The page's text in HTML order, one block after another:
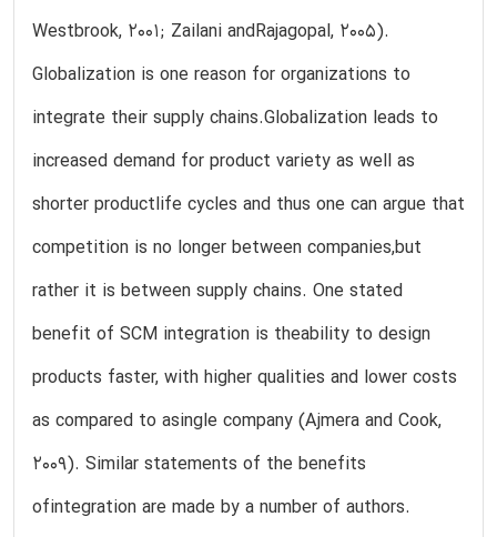
Westbrook, 2001; Zailani andRajagopal, 2005).
Globalization is one reason for organizations to
integrate their supply chains.Globalization leads to
increased demand for product variety as well as
shorter productlife cycles and thus one can argue that
competition is no longer between companies,but
rather it is between supply chains. One stated
benefit of SCM integration is theability to design
products faster, with higher qualities and lower costs
as compared to asingle company (Ajmera and Cook,
2009). Similar statements of the benefits
ofintegration are made by a number of authors.